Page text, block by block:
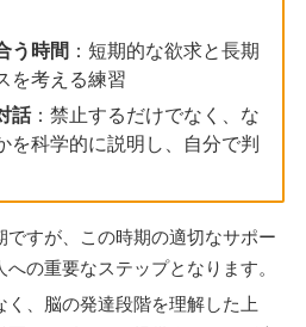
う時間：短期的な欲求と長期
を考える練習
話：禁止するだけでなく、な
を科学的に説明し、自分で判
すが、この時期の適切なサポー
の重要なステップとなります。
、脳の発達段階を理解した上